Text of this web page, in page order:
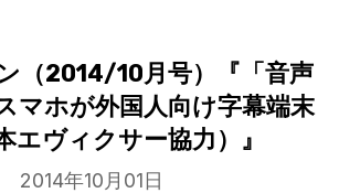
（2014/10月号）『「音声
マホが外国人向け字幕端末
エヴィクサー協力）』
2014年10月01日